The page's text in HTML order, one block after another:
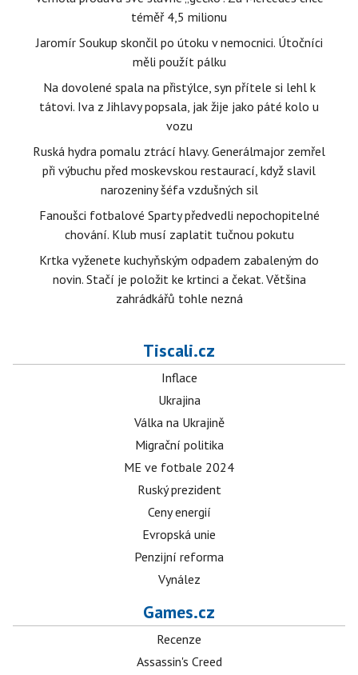
téměř 4,5 milionu
Jaromír Soukup skončil po útoku v nemocnici. Útočníci
měli použít pálku
Na dovolené spala na přistýlce, syn přítele si lehl k
tátovi. Iva z Jihlavy popsala, jak žije jako páté kolo u
vozu
Ruská hydra pomalu ztrácí hlavy. Generálmajor zemřel
při výbuchu před moskevskou restaurací, když slavil
narozeniny šéfa vzdušných sil
Fanoušci fotbalové Sparty předvedli nepochopitelné
chování. Klub musí zaplatit tučnou pokutu
Krtka vyženete kuchyňským odpadem zabaleným do
novin. Stačí je položit ke krtinci a čekat. Většina
zahrádkářů tohle nezná
Tiscali.cz
Inflace
Ukrajina
Válka na Ukrajině
Migrační politika
ME ve fotbale 2024
Ruský prezident
Ceny energií
Evropská unie
Penzijní reforma
Vynález
Games.cz
Recenze
Assassin's Creed